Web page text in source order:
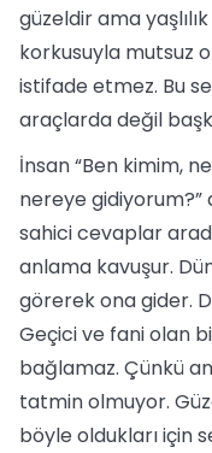
güzeldir ama
korkusuyla mutsuz
istifade etmez. Bu
araçlarda değil
İnsan “Ben kimim,
nereye gidiyorum?”
sahici cevaplar
anlama kavuşur.
görerek ona gider.
Geçici ve fani olan
bağlamaz. Çünkü
tatmin olmuyor.
böyle oldukları için